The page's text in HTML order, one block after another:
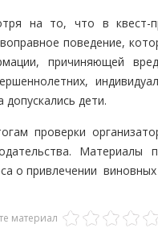
на то, что в квест-
поведение,
причиняющей
допускались дети.
проверки
о привлечении
материал